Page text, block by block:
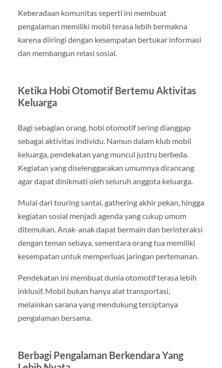
Keberadaan komunitas seperti ini membuat
pengalaman memiliki mobil terasa lebih bermakna
karena diiringi dengan kesempatan bertukar informasi
dan membangun relasi sosial.
Ketika Hobi Otomotif Bertemu Aktivitas
Keluarga
Bagi sebagian orang, hobi otomotif sering dianggap
sebagai aktivitas individu. Namun dalam klub mobil
keluarga, pendekatan yang muncul justru berbeda.
Kegiatan yang diselenggarakan umumnya dirancang
agar dapat dinikmati oleh seluruh anggota keluarga.
Mulai dari touring santai, gathering akhir pekan, hingga
kegiatan sosial menjadi agenda yang cukup umum
ditemukan. Anak-anak dapat bermain dan berinteraksi
dengan teman sebaya, sementara orang tua memiliki
kesempatan untuk memperluas jaringan pertemanan.
Pendekatan ini membuat dunia otomotif terasa lebih
inklusif. Mobil bukan hanya alat transportasi,
melainkan sarana yang mendukung terciptanya
pengalaman bersama.
Berbagi Pengalaman Berkendara Yang